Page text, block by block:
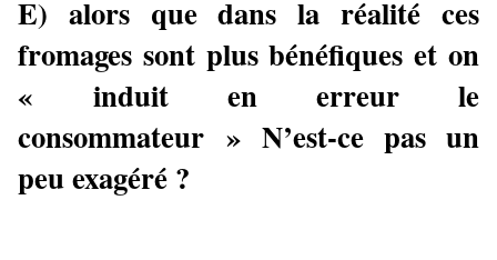
E) alors que dans la réalité ces
fromages sont plus bénéfiques et on
« induit en erreur le
consommateur » N’est-ce pas un
peu exagéré ?